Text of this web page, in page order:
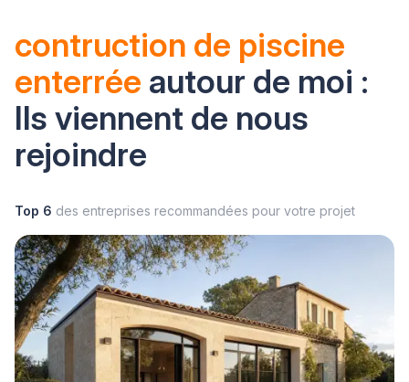
contruction de piscine
enterrée autour de moi :
Ils viennent de nous
rejoindre
Top 6 des entreprises recommandées pour votre projet